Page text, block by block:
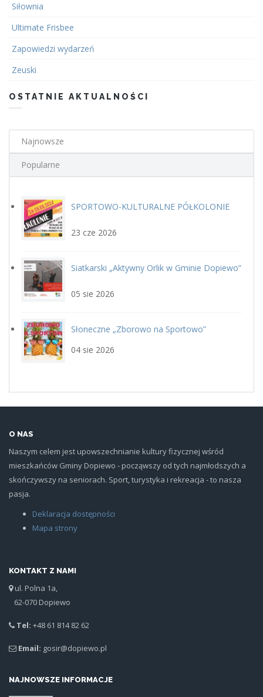
Siłownia
Ultimate Frisbee
Zapowiedzi wydarzeń
Zeuski
OSTATNIE AKTUALNOŚCI
Najnowsze
Popularne
plakat.jpg
SPORTOWO-KULTURALNE PÓŁKOLONIE
LETNIE Z GOSiR w DOPIEWIE
23 cze 2026
siatka_poziom.jpg
Siatkarski „Aktywny Orlik w Gminie Dopiewo”
22 sierpnia
05 sie 2026
Słoneczne „Zborowo na Sportowo”
04 sie 2026
O NAS
Naszym celem jest upowszechnianie kultury fizycznej wśród
mieszkańców Gminy Dopiewo - począwszy od tych najmłodszych a
skończywszy na seniorach. Sport, turystyka i rekreacja - to nasza
pasja.
Deklaracja dostępności
Mapa strony
KONTAKT Z NAMI
ul. Polna 1a,
62-070 Dopiewo
Tel: +48 61 814 82 62
Email: gosir@dopiewo.pl
NAJNOWSZE INFORMACJE